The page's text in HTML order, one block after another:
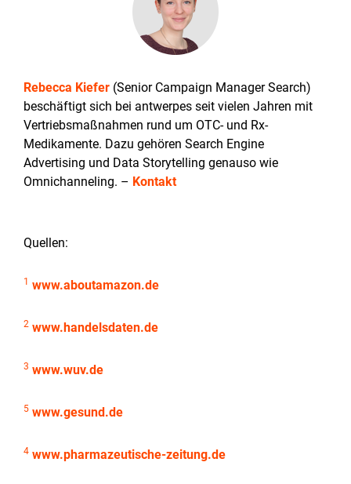
Rebecca Kiefer (Senior Campaign Manager Search)
beschäftigt sich bei antwerpes seit vielen Jahren mit
Vertriebsmaßnahmen rund um OTC- und Rx-
Medikamente. Dazu gehören Search Engine
Advertising und Data Storytelling genauso wie
Omnichanneling. – Kontakt
Quellen:
1 www.aboutamazon.de
2 www.handelsdaten.de
3 www.wuv.de
5 www.gesund.de
4 www.pharmazeutische-zeitung.de